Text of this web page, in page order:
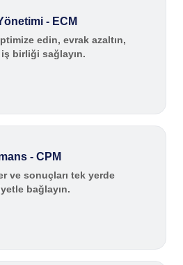
ve Dağıtım
- ECM
edin, evrak azaltın,
birliği sağlayın.
- CPM
ve sonuçları tek yerde
bağlayın.